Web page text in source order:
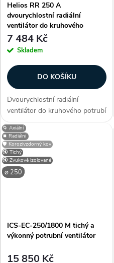
Helios RR 250 A
dvourychlostní radiální
ventilátor do kruhového
potrubí
7 484 Kč
Skladem
DO KOŠÍKU
Dvourychlostní radiální
ventilátor do kruhového potrubí
s plně regulovatelným
výkonem. Vhodný pro
komerční, průmyslové i domácí
využití. Kuličková ložiška.
Průměr 250 mm. Průtok...
🔇 Tichý
⌀ 250
🌀 Axiální
⏹️ Radiální
🔇 Zvukově izolované
🛡️ Korozivzdorný kov
ICS-EC-250/1800 M tichý a
výkonný potrubní ventilátor
15 850 Kč